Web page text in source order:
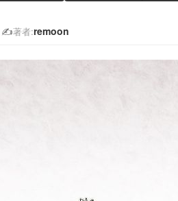
✍️著者:remoon